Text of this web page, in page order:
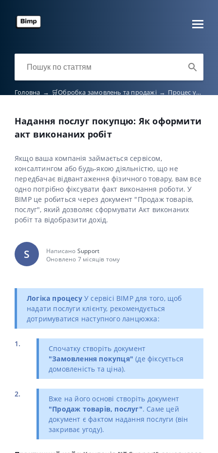
Головна → 🛒Обробка замовлень та продажі → Процес управління замовленнями
Надання послуг покупцю: Як оформити
акт виконаних робіт
Якщо ваша компанія займається сервісом,
консалтингом або будь-якою діяльністю, що не
передбачає відвантаження фізичного товару, вам все
одно потрібно фіксувати факт виконання роботи. У
BIMP це робиться через документ "Продаж товарів,
послуг", який дозволяє сформувати Акт виконаних
робіт та відобразити дохід.
S Написано Support
Оновлено 7 місяців тому
Логіка процесуУ сервісі BIMP для того, щоб
надати послуги клієнту, рекомендується
дотримуватися наступного ланцюжка:
Спочатку створіть документ
"Замовлення покупця" (де фіксується
домовленість та ціна).
Вже на його основі створіть документ
"Продаж товарів, послуг". Саме цей
документ є фактом надання послуги (він
закриває угоду).